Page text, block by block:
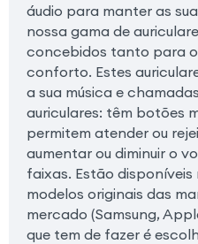
áudio para manter as
nossa gama de
concebidos tanto para
conforto. Estes
a sua música e
auriculares: têm botões
permitem atender ou
aumentar ou diminuir o
faixas. Estão
modelos originais das
mercado (Samsung,
que tem de fazer é